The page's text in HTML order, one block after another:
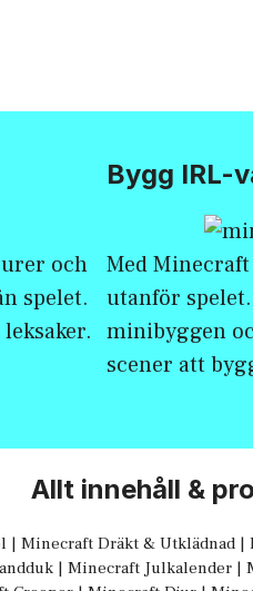
och
spelet.
Bygg IRL-
MedMinecraft
utanför
minibyggen
scener att
Allt innehåll &
| Minecraft Dräkt & Utklädnad|
| Minecraft Julkalender |